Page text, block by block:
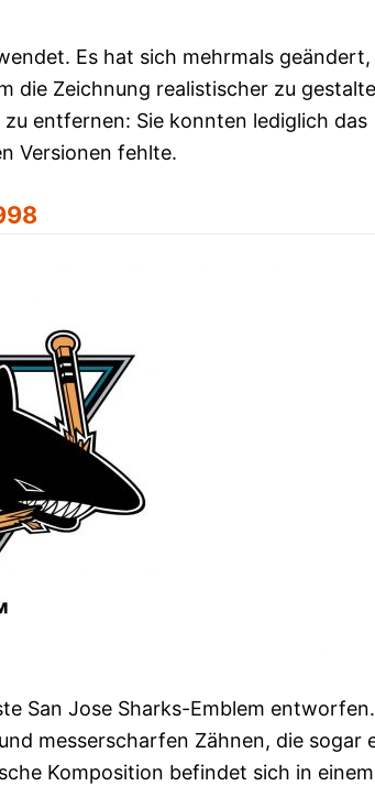
Es hat sich mehrmals geändert,
die Zeichnung realistischer zu
entfernen: Sie konnten lediglich das
Versionen fehlte.
San Jose Sharks-Emblem
messerscharfen Zähnen, die sogar
Komposition befindet sich in einem